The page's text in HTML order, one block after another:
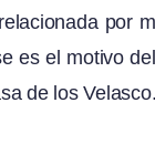
por
es el motivo
de los Velasco.